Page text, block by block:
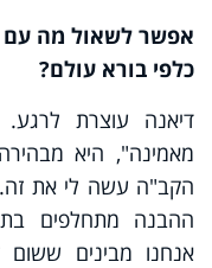
אפשר לשאול מה עם
כלפי בורא עולם?
דיאנה עוצרת לרגע.
מאמינה", היא
הקב"ה עשה לי את זה.
ההבנה מתחלפים
אנחנו מבינים